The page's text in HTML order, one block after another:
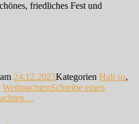
friedliches Fest und
24.12.2023Kategorien Halt so,
WeihnachtenSchreibe einen